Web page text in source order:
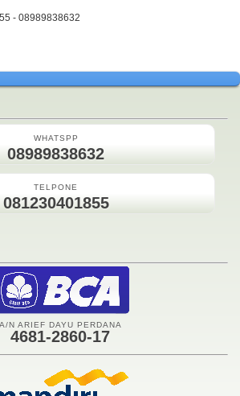
- 08989838632
WHATSPP
08989838632
TELPONE
081230401855
A/N ARIEF DAYU PERDANA
4681-2860-17